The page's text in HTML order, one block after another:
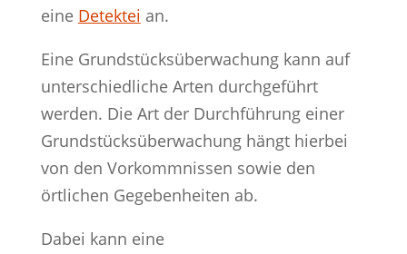
eine Detektei an.
Eine Grundstücksüberwachung kann auf
unterschiedliche Arten durchgeführt
werden. Die Art der Durchführung einer
Grundstücksüberwachung hängt hierbei
von den Vorkommnissen sowie den
örtlichen Gegebenheiten ab.
Dabei kann eine